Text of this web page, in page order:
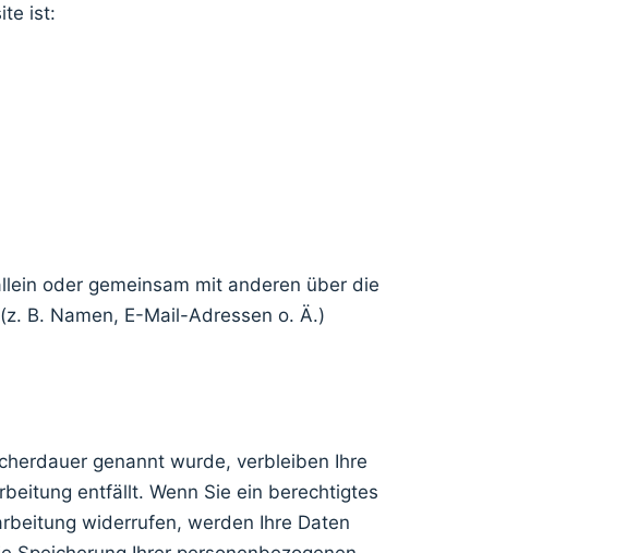
ist:
oder gemeinsam mit anderen über die
B. Namen, E-Mail-Adressen o. Ä.)
genannt wurde, verbleiben Ihre
entfällt. Wenn Sie ein berechtigtes
widerrufen, werden Ihre Daten